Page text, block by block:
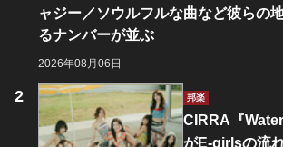
ャジー／ソウルフルな曲など彼らの
るナンバーが並ぶ
2026年08月06日
邦楽
CIRRA『
がE-girlsの流